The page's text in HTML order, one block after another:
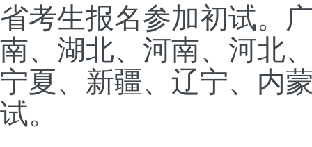
省考生报名参加初试。
南、湖北、河南、河北
宁夏、新疆、辽宁、内
试。